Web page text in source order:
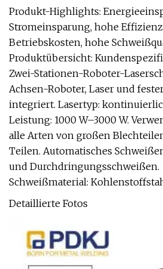
Produkt-Highlights:
Stromeinsparung, hohe
Betriebskosten, hohe
Produktübersicht:
Zwei-Stationen-Roboter-
Achsen-Roboter, Laser und
integriert. Lasertyp:
Leistung: 1000 W–3000 W.
alle Arten von großen
Teilen. Automatisches
und Durchdringungsschweißen.
Schweißmaterial:
Detaillierte Fotos